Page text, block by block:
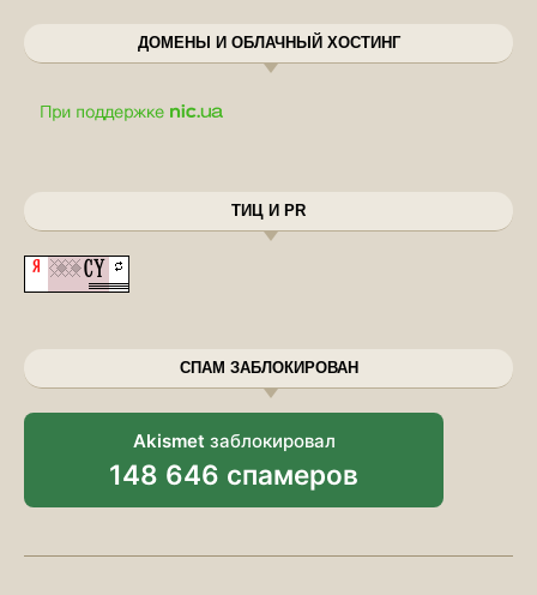
ДОМЕНЫ И ОБЛАЧНЫЙ ХОСТИНГ
ТИЦ И PR
СПАМ ЗАБЛОКИРОВАН
Akismet заблокировал
148 646 спамеров